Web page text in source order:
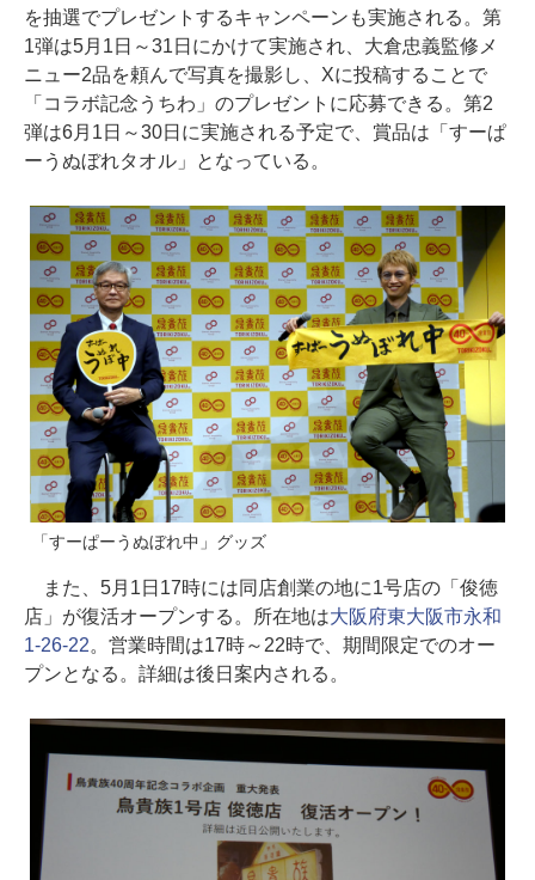
を抽選でプレゼントするキャンペーンも実施される。第
1弾は5月1日～31日にかけて実施され、大倉忠義監修メ
ニュー2品を頼んで写真を撮影し、Xに投稿することで
「コラボ記念うちわ」のプレゼントに応募できる。第2
弾は6月1日～30日に実施される予定で、賞品は「すーぱ
ーうぬぼれタオル」となっている。
「すーぱーうぬぼれ中」グッズ
また、5月1日17時には同店創業の地に1号店の「俊徳
店」が復活オープンする。所在地は大阪府東大阪市永和
1-26-22。営業時間は17時～22時で、期間限定でのオー
プンとなる。詳細は後日案内される。